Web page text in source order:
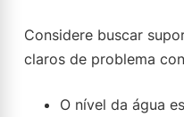
Considere buscar
claros de problema
O nível da água